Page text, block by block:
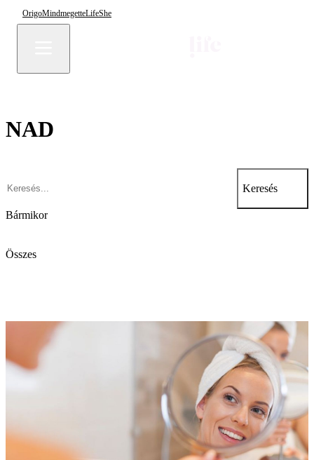
OrigoMindmegetteLifeShe
NAD
Keresés
Bármikor
Összes